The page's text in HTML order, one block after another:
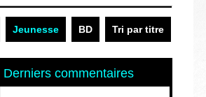
Thématiques
Jeunesse BD Tri par titre
Derniers commentaires